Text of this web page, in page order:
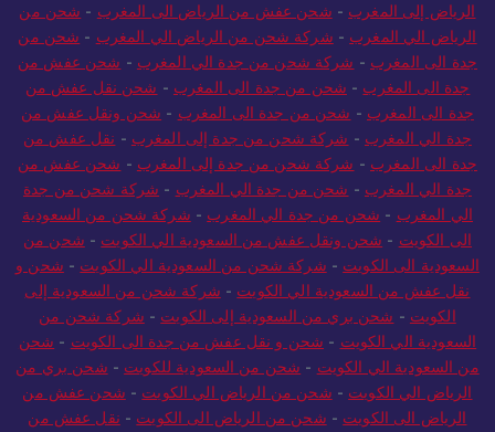
الرياض إلى المغرب - شحن عفش من الرياض الى المغرب - شحن من
الرياض الي المغرب - شركة شحن من الرياض الي المغرب - شحن من
جدة الى المغرب - شركة شحن من جدة الي المغرب - شحن عفش من
جدة الى المغرب - شحن من جدة الى المغرب - شحن نقل عفش من
جدة الى المغرب - شحن من جدة الى المغرب - شحن ونقل عفش من
جدة الي المغرب - شركة شحن من جدة إلى المغرب - نقل عفش من
جدة الى المغرب - شركة شحن من جدة إلى المغرب - شحن عفش من
جدة الي المغرب - شحن من جدة الي المغرب - شركة شحن من جدة
الي المغرب - شحن من جدة الي المغرب - شركة شحن من السعودية
الى الكويت - شحن ونقل عفش من السعودية الي الكويت - شحن من
السعودية الى الكويت - شركة شحن من السعودية الي الكويت - شحن و
نقل عفش من السعودية الي الكويت - شركة شحن من السعودية إلى
الكويت - شحن بري من السعودية إلى الكويت - شركة شحن من
السعودية الي الكويت - شحن و نقل عفش من جدة الى الكويت - شحن
من السعودية الي الكويت - شحن من السعودية للكويت - شحن بري من
الرياض الي الكويت - شحن من الرياض الي الكويت - شحن عفش من
الرياض الى الكويت - شحن من الرياض الى الكويت - نقل عفش من